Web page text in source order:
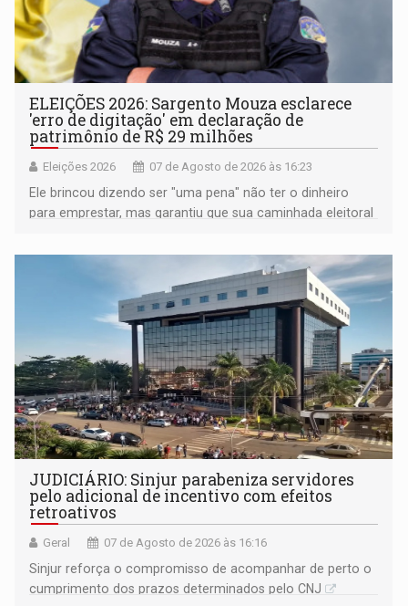
ELEIÇÕES 2026: Sargento Mouza esclarece
'erro de digitação' em declaração de
patrimônio de R$ 29 milhões
Eleições 2026 07 de Agosto de 2026 às 16:23
Ele brincou dizendo ser "uma pena" não ter o dinheiro
para emprestar, mas garantiu que sua caminhada eleitoral
JUDICIÁRIO: Sinjur parabeniza servidores
pelo adicional de incentivo com efeitos
retroativos
Geral 07 de Agosto de 2026 às 16:16
Sinjur reforça o compromisso de acompanhar de perto o
cumprimento dos prazos determinados pelo CNJ